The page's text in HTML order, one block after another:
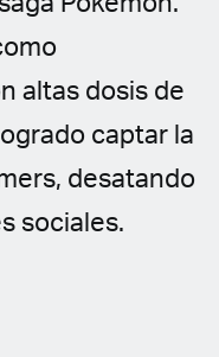
altas dosis de
captar la
desatando
sociales.